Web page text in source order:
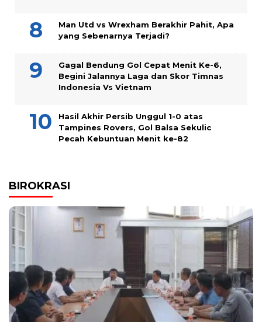
Man Utd vs Wrexham Berakhir Pahit, Apa
yang Sebenarnya Terjadi?
Gagal Bendung Gol Cepat Menit Ke-6,
Begini Jalannya Laga dan Skor Timnas
Indonesia Vs Vietnam
Hasil Akhir Persib Unggul 1-0 atas
Tampines Rovers, Gol Balsa Sekulic
Pecah Kebuntuan Menit ke-82
BIROKRASI